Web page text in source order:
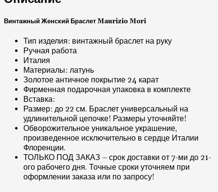
Винтажный Женский Браслет Maurizio Mori
Тип изделия: винтажный браслет на руку
Ручная работа
Италия
Материалы: латунь
Золотое античное покрытие 24 карат
Фирменная подарочная упаковка в комплекте
Вставка:
Размер: до 22 см. Браслет универсальный на
удлинительной цепочке! Размеры уточняйте!
Обворожительное уникальное украшение,
произведенное исключительно в сердце Италии
Флоренции.
ТОЛЬКО ПОД ЗАКАЗ – срок доставки от 7-ми до 21-
ого рабочего дня. Точные сроки уточняем при
оформлении заказа или по запросу!